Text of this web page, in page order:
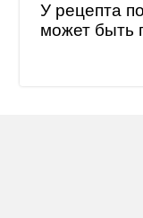
У рецепта
может быть